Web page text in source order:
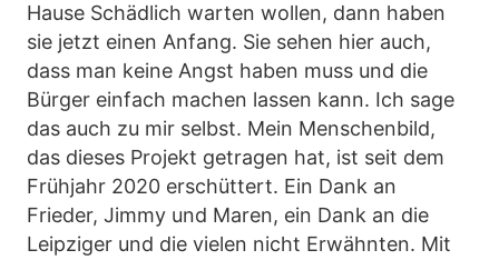
Hause Schädlich warten wollen, dann haben
sie jetzt einen Anfang. Sie sehen hier auch,
dass man keine Angst haben muss und die
Bürger einfach machen lassen kann. Ich sage
das auch zu mir selbst. Mein Menschenbild,
das dieses Projekt getragen hat, ist seit dem
Frühjahr 2020 erschüttert. Ein Dank an
Frieder, Jimmy und Maren, ein Dank an die
Leipziger und die vielen nicht Erwähnten. Mit